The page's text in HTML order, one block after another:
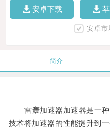
安卓下载
安卓市
简介
雷轰加速器加速器是一种
技术将加速器的性能提升到一